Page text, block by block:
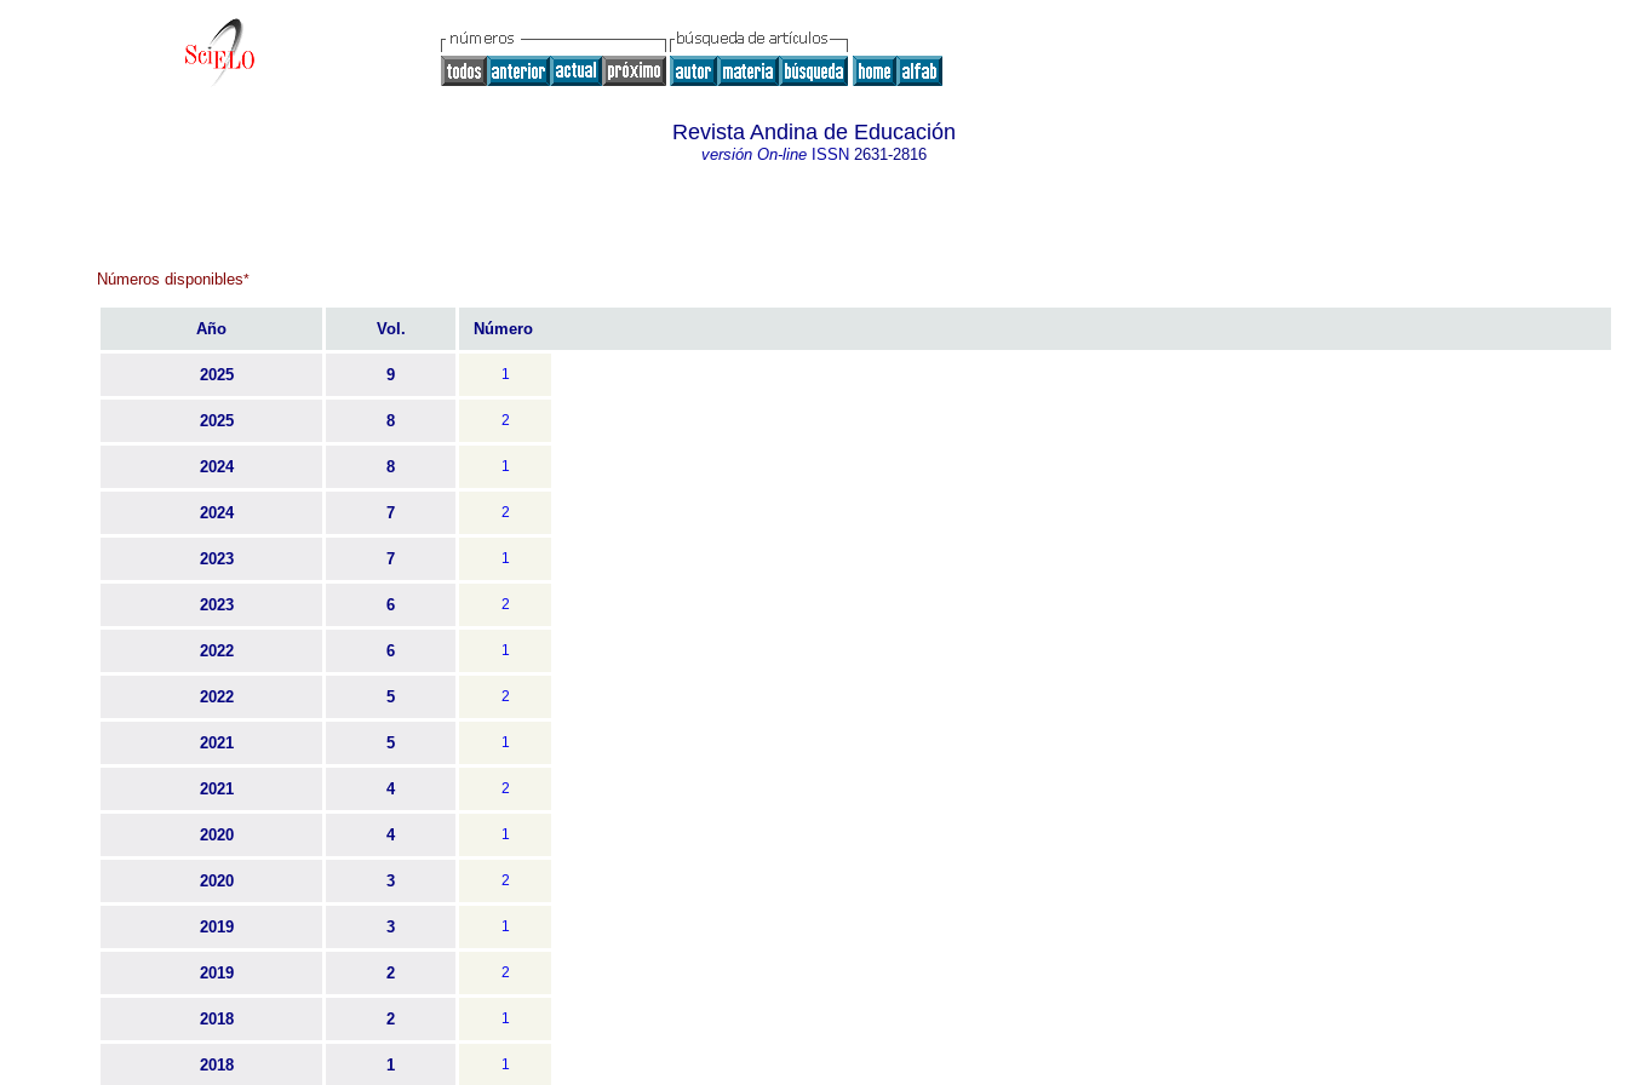
Revista Andina de Educación
versión On-line ISSN 2631-2816
Números disponibles*
Año Vol. Número
2025 9 1
2025 8 2
2024 8 1
2024 7 2
2023 7 1
2023 6 2
2022 6 1
2022 5 2
2021 5 1
2021 4 2
2020 4 1
2020 3 2
2019 3 1
2019 2 2
2018 2 1
2018 1 1